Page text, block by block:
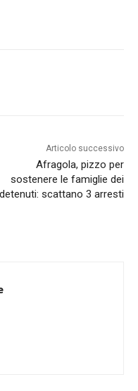
Articolo successivo
Afragola, pizzo per
sostenere le famiglie dei
detenuti: scattano 3 arresti